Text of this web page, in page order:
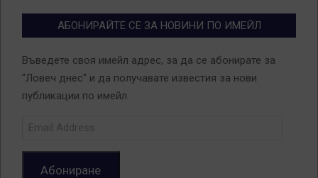
АБОНИРАЙТЕ СЕ ЗА НОВИНИ ПО ИМЕЙЛ
Въведете своя имейл адрес, за да се абонирате за
"Ловеч днес" и да получавате известия за нови
публикации по имейл.
Абониране